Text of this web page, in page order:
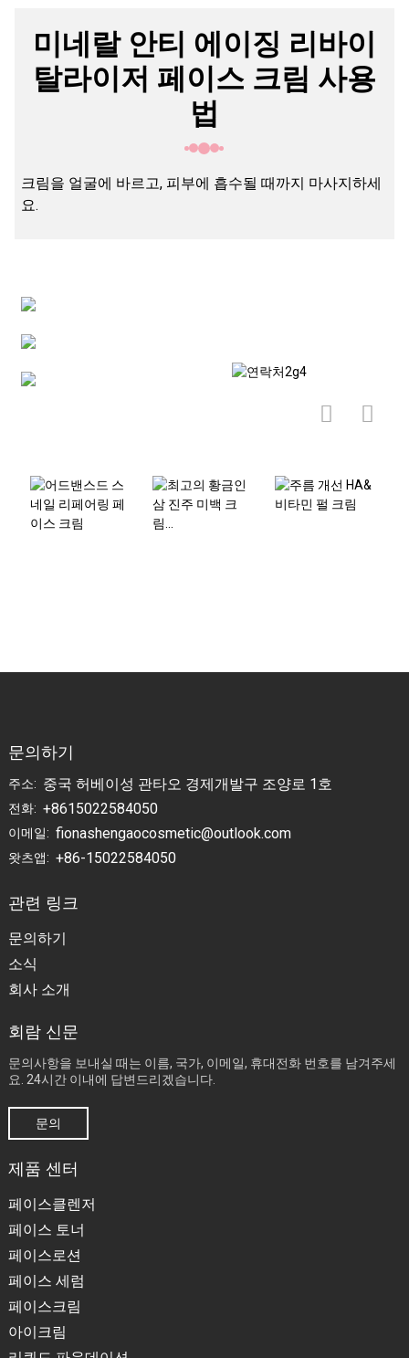
미네랄 안티 에이징 리바이
탈라이저 페이스 크림 사용
법
크림을 얼굴에 바르고, 피부에 흡수될 때까지 마사지하세
요.
문의하기
주소: 중국 허베이성 관타오 경제개발구 조양로 1호
전화: +8615022584050
이메일: fionashengaocosmetic@outlook.com
왓츠앱: +86-15022584050
관련 링크
문의하기
소식
회사 소개
회람 신문
문의사항을 보내실 때는 이름, 국가, 이메일, 휴대전화 번호를 남겨주세
요. 24시간 이내에 답변드리겠습니다.
문의
제품 센터
페이스클렌저
페이스 토너
페이스로션
페이스 세럼
페이스크림
아이크림